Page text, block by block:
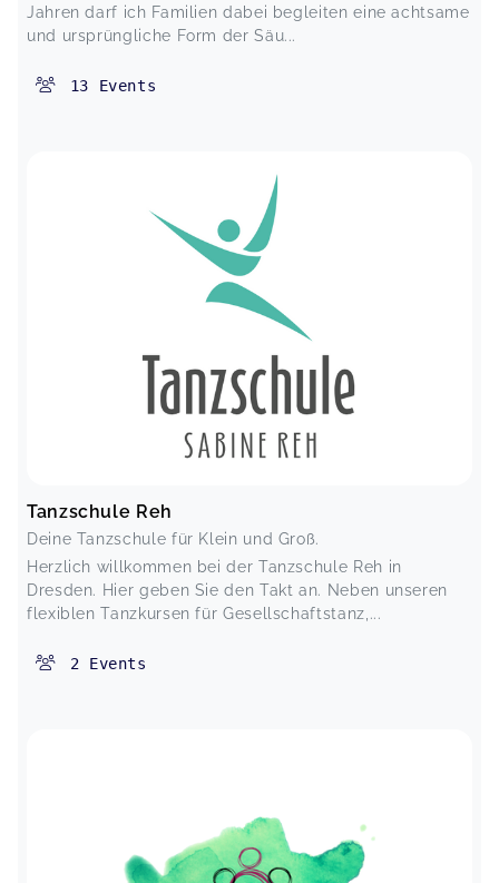
Jahren darf ich Familien dabei begleiten eine achtsame
und ursprüngliche Form der Säu...
13 Events
Tanzschule Reh
Deine Tanzschule für Klein und Groß.
Herzlich willkommen bei der Tanzschule Reh in
Dresden. Hier geben Sie den Takt an. Neben unseren
flexiblen Tanzkursen für Gesellschaftstanz,...
2 Events